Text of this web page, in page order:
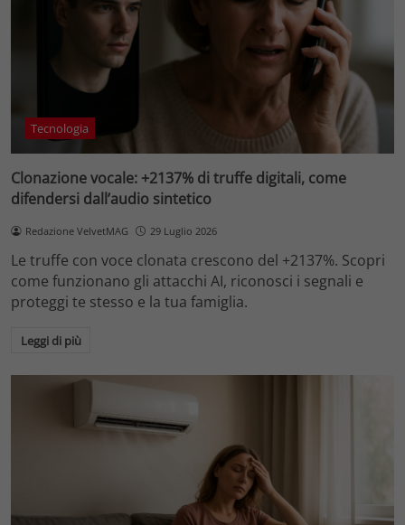
Tecnologia
Clonazione vocale: +2137% di truffe digitali, come
difendersi dall’audio sintetico
Redazione VelvetMAG 29 Luglio 2026
Le truffe con voce clonata crescono del +2137%. Scopri
come funzionano gli attacchi AI, riconosci i segnali e
proteggi te stesso e la tua famiglia.
Leggi di più